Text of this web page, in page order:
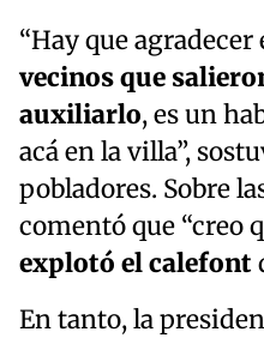
“Hay que
vecinos que
auxiliarlo, es un
acá en la villa”,
pobladores. Sobre
comentó que “creo
explotó el calefont
En tanto, la